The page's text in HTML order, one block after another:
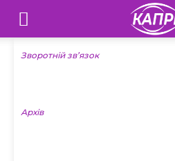
Телебачення
«Капрі»
Новини
Зворотній зв’язок
Архів